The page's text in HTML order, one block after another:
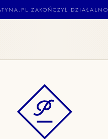
ZAKOŃCZYŁ